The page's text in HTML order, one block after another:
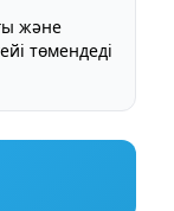
және
төмендеді